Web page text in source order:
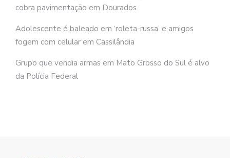
cobra pavimentação em Dourados
Adolescente é baleado em ‘roleta-russa’ e amigos
fogem com celular em Cassilândia
Grupo que vendia armas em Mato Grosso do Sul é alvo
da Polícia Federal